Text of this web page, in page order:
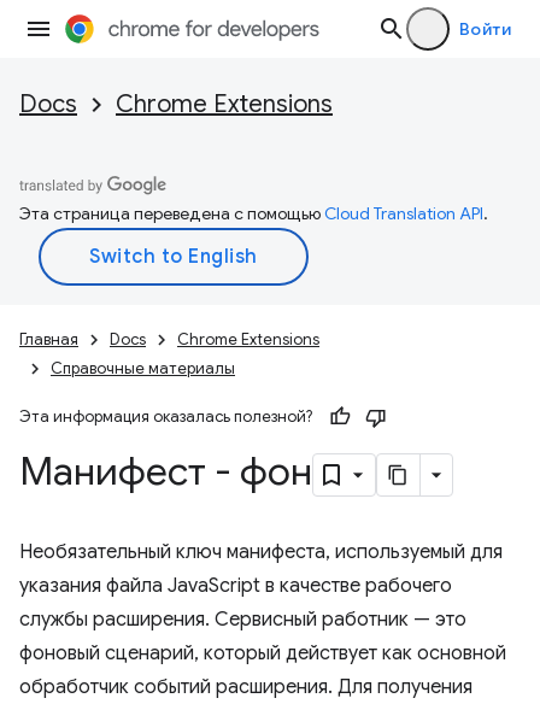
Войти
Docs Chrome Extensions
Эта страница переведена с помощьюCloud Translation API.
Главная Docs
Chrome Extensions
Справочные материалы
Эта информация оказалась полезной?
Манифест - фон
Необязательный ключ манифеста, используемый для
указания файла JavaScript в качестве рабочего
службы расширения. Сервисный работник — это
фоновый сценарий, который действует как основной
обработчик событий расширения. Для получения